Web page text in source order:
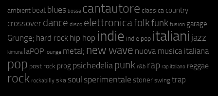
ambient beat blues bossa cantautore classica country
crossover dance disco elettronicafolkfunk fusion garage
Grunge; hard rock hip hop indie indie pop italiani jazz
kimura laPOP lounge metal; new wave nuova musica italiana
pop post rock prog psichedeliapunk r&b rap rap italiano reggae
rock rockabilly ska soul sperimentale stoner swing trap